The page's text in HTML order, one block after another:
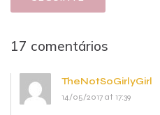
17 comentários
TheNotSoGirlyGirl
14/05/2017 at 17:39